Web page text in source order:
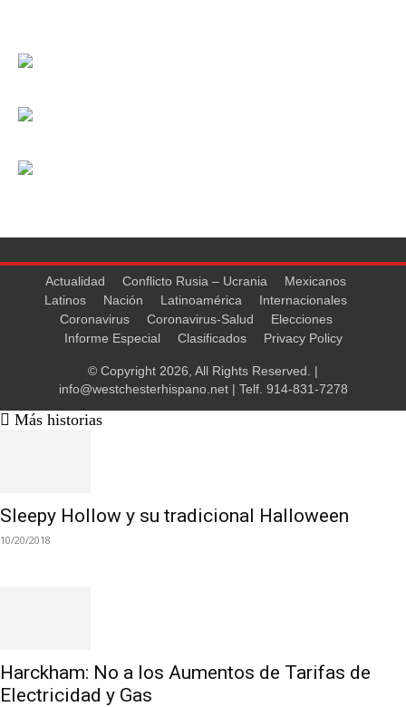
Actualidad Conflicto Rusia – Ucrania
Mexicanos
Latinos
Nación Latinoamérica
Internacionales
Coronavirus
Coronavirus-Salud
Elecciones
Informe Especial
Clasificados Privacy Policy
© Copyright 2026, All Rights Reserved. |
info@westchesterhispano.net| Telf. 914-831-7278
Más historias
Sleepy Hollow y su tradicional Halloween
10/20/2018
Harckham: No a los Aumentos de Tarifas de
Electricidad y Gas